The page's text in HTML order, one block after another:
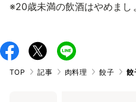
※20歳未満の飲酒はやめまし
TOP 記事 肉料理 餃子 餃